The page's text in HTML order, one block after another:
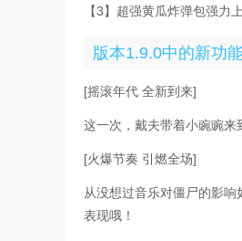
【3】超强黄瓜炸弹包强力
版本1.9.0中的新功
[摇滚年代 全新到来]
这一次，戴夫带着小豌豌来
[火爆节奏 引燃全场]
从没想过音乐对僵尸的影
表现哦！